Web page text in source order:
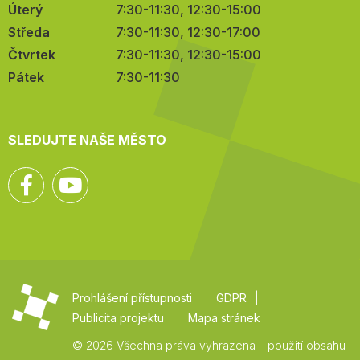
Úterý
7:30-11:30, 12:30-15:00
Středa
7:30-11:30, 12:30-17:00
Čtvrtek
7:30-11:30, 12:30-15:00
Pátek
7:30-11:30
SLEDUJTE NAŠE MĚSTO
Facebook
Prohlášení přístupnosti
GDPR
Publicita projektu
Mapa stránek
© 2026 Všechna práva vyhrazena – použití obsahu